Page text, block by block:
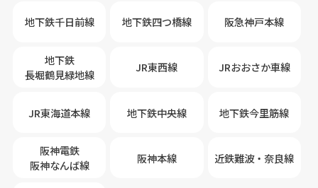
地下鉄千日前線 地下鉄四つ橋線 阪急神戸本線
地下鉄
長堀鶴見緑地線
JR東西線 JRおおさか車線
JR東海道本線 地下鉄中央線 地下鉄今里筋線
阪神電鉄
阪神なんば線
阪神本線 近鉄難波・奈良線